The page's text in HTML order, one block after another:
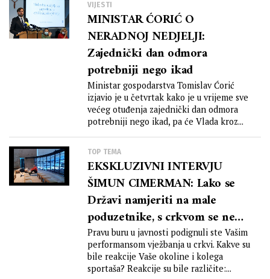
VIJESTI
MINISTAR ĆORIĆ O
NERADNOJ NEDJELJI:
Zajednički dan odmora
potrebniji nego ikad
Ministar gospodarstva Tomislav Ćorić
izjavio je u četvrtak kako je u vrijeme sve
većeg otuđenja zajednički dan odmora
potrebniji nego ikad, pa će Vlada kroz...
TOP TEMA
EKSKLUZIVNI INTERVJU
ŠIMUN CIMERMAN: Lako se
Državi namjeriti na male
poduzetnike, s crkvom se ne
žele petljati i ona ima
povlašteni status!
Pravu buru u javnosti podignuli ste Vašim
performansom vježbanja u crkvi. Kakve su
bile reakcije Vaše okoline i kolega
sportaša? Reakcije su bile različite:...